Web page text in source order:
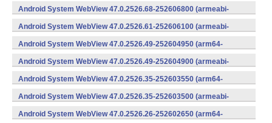
v8a,armeabi-v7a) (Android)
Android System WebView 47.0.2526.68-252606800 (armeabi-
v7a) (Android)
Android System WebView 47.0.2526.61-252606100 (armeabi-
v7a) (Android)
Android System WebView 47.0.2526.49-252604950 (arm64-
v8a,armeabi-v7a) (Android)
Android System WebView 47.0.2526.49-252604900 (armeabi-
v7a) (Android)
Android System WebView 47.0.2526.35-252603550 (arm64-
v8a,armeabi-v7a) (Android)
Android System WebView 47.0.2526.35-252603500 (armeabi-
v7a) (Android)
Android System WebView 47.0.2526.26-252602650 (arm64-